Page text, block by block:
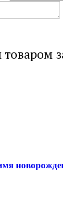
товаром